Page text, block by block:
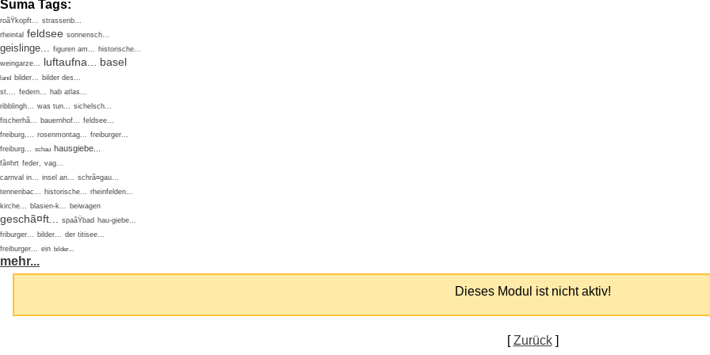
Suma Tags:
roãŸkopft... strassenb...
rheintal feldsee sonnensch...
geislinge... figuren am... historische...
weingarze... luftaufna... basel
land bilder... bilder des...
st.... federn... hab atlas...
ribblingh... was tun... sichelsch...
fischerhã... bauernhof... feldsee...
freiburg,... rosenmontag... freiburger...
freiburg... schau hausgiebe...
fã¤hrt feder, vag...
carnval in... insel an... schrã¤gau...
tennenbac... historische... rheinfelden...
kirche... blasien-k... beiwagen
geschã¤ft... spaãŸbad hau-giebe...
friburger... bilder... der titisee...
freiburger... ein bilder...
mehr...
Dieses Modul ist nicht aktiv!
Zurück]